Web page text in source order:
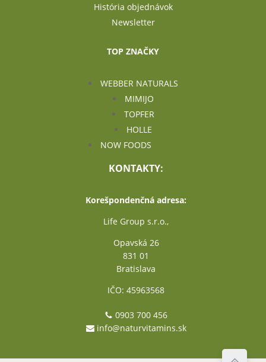
História objednávok
Newsletter
TOP ZNAČKY
WEBBER NATURALS
MIMIJO
TOPFER
HOLLE
NOW FOODS
KONTAKTY:
Korešpondenčná adresa:
Life Group s.r.o.,
Opavská 26
831 01
Bratislava
IČO: 45963568
0903 700 456
info@naturvitamins.sk